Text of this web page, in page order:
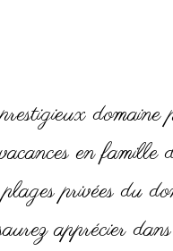
en
privées du
apprécier